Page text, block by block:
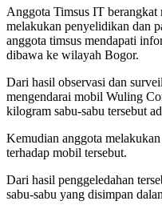
Anggota Timsus IT
melakukan penyelidikan dan
anggota timsus mendapati
dibawa ke wilayah Bogor.
Dari hasil observasi dan
mengendarai mobil Wuling
kilogram sabu-sabu tersebut
Kemudian anggota
terhadap mobil tersebut.
Dari hasil penggeledahan
sabu-sabu yang disimpan